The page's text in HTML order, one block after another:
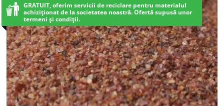
GRATUIT, oferim servicii de reciclare pentru materialul
achiziționat de la societatea noastră. Ofertă supusă unor
termeni și condiții.